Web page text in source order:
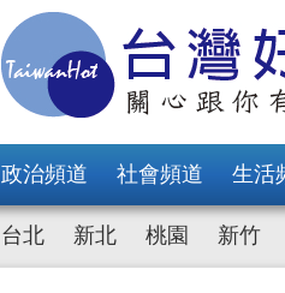
政治頻道 社會頻道 生活
台北 新北 桃園 新竹